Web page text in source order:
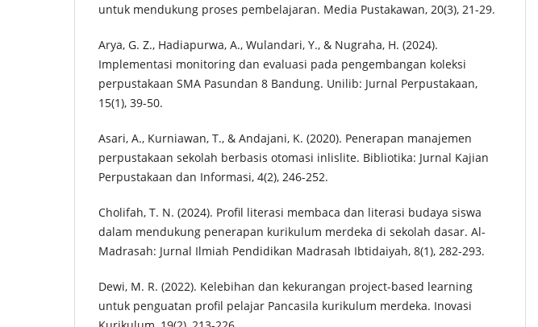
untuk mendukung proses pembelajaran. Media Pustakawan, 20(3), 21-29.
Arya, G. Z., Hadiapurwa, A., Wulandari, Y., & Nugraha, H. (2024).
Implementasi monitoring dan evaluasi pada pengembangan koleksi
perpustakaan SMA Pasundan 8 Bandung. Unilib: Jurnal Perpustakaan,
15(1), 39-50.
Asari, A., Kurniawan, T., & Andajani, K. (2020). Penerapan manajemen
perpustakaan sekolah berbasis otomasi inlislite. Bibliotika: Jurnal Kajian
Perpustakaan dan Informasi, 4(2), 246-252.
Cholifah, T. N. (2024). Profil literasi membaca dan literasi budaya siswa
dalam mendukung penerapan kurikulum merdeka di sekolah dasar. Al-
Madrasah: Jurnal Ilmiah Pendidikan Madrasah Ibtidaiyah, 8(1), 282-293.
Dewi, M. R. (2022). Kelebihan dan kekurangan project-based learning
untuk penguatan profil pelajar Pancasila kurikulum merdeka. Inovasi